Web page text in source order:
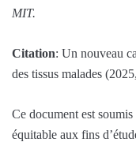
MIT.
Citation: Un nouveau
des tissus malades
Ce document est
équitable aux fins